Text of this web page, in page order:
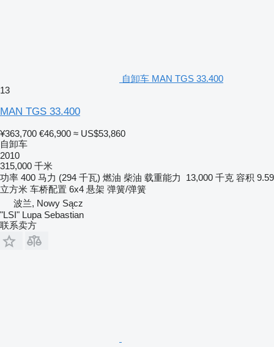
自卸车 MAN TGS 33.400
13
MAN TGS 33.400
¥363,700 €46,900 ≈ US$53,860
自卸车
2010
315,000 千米
功率 400 马力 (294 千瓦) 燃油 柴油 载重能力 13,000 千克 容积 9.59
立方米 车桥配置 6x4 悬架 弹簧/弹簧
波兰, Nowy Sącz
"LSI" Lupa Sebastian
联系卖方